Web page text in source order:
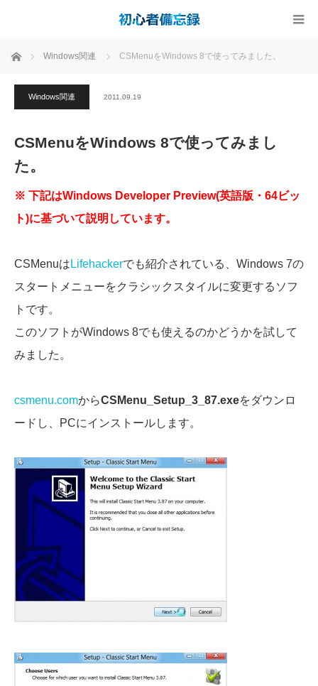
ホーム Windows関連 CSMenuをWindows 8で使ってみました。
Windows関連 2011.09.19
CSMenuをWindows 8で使ってみまし
た。
※ 下記はWindows Developer Preview(英語版・64ビッ
ト)に基づいて説明しています。
CSMenuは Lifehackerでも紹介されている、Windows 7の
スタートメニューをクラシックスタイルに変更するソフ
トです。
このソフトがWindows 8でも使えるのかどうかを試して
みました。
csmenu.comからCSMenu_Setup_3_87.exeをダウンロ
ードし、PCにインストールします。